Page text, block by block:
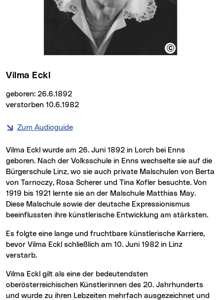
Vilma Eckl
geboren: 26.6.1892
verstorben 10.6.1982
Zum Audioguide
Vilma Eckl wurde am 26. Juni 1892 in Lorch bei Enns
geboren. Nach der Volksschule in Enns wechselte sie auf die
Bürgerschule Linz, wo sie auch private Malschulen von Berta
von Tarnoczy, Rosa Scherer und Tina Kofler besuchte. Von
1919 bis 1921 lernte sie an der Malschule Matthias May.
Diese Malschule sowie der deutsche Expressionismus
beeinflussten ihre künstlerische Entwicklung am stärksten.
Es folgte eine lange und fruchtbare künstlerische Karriere,
bevor Vilma Eckl schließlich am 10. Juni 1982 in Linz
verstarb.
Vilma Eckl gilt als eine der bedeutendsten
oberösterreichischen Künstlerinnen des 20. Jahrhunderts
und wurde zu ihren Lebzeiten mehrfach ausgezeichnet und